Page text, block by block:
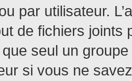
par utilisateur.
de fichiers
seul un
si vous ne